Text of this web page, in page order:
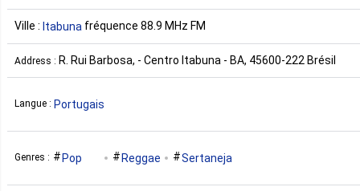
Ville : Itabuna fréquence 88.9 MHz FM
Address : R. Rui Barbosa, - Centro Itabuna - BA, 45600-222 Brésil
Langue : Portugais
Genres : Pop Reggae Sertaneja